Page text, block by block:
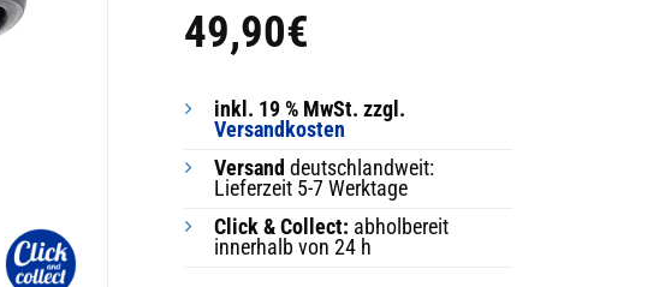
49,90€
inkl. 19 % MwSt. zzgl.
Versandkosten
Versand deutschlandweit:
Lieferzeit 5-7 Werktage
Click & Collect: abholbereit
innerhalb von 24 h